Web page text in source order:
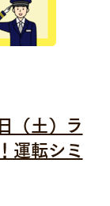
（土）ラ
運転シミ